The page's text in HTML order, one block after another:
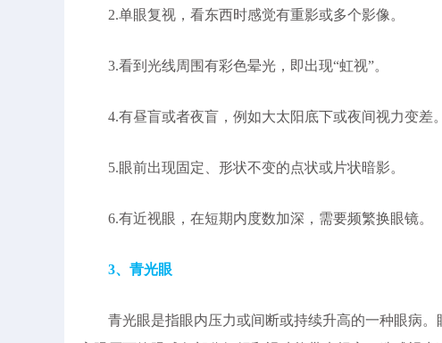
2.单眼复视，看东西时感觉有重影或多个影像。
3.看到光线周围有彩色晕光，即出现“虹视”。
4.有昼盲或者夜盲，例如大太阳底下或夜间视力变差。
5.眼前出现固定、形状不变的点状或片状暗影。
6.有近视眼，在短期内度数加深，需要频繁换眼镜。
3、青光眼
青光眼是指眼内压力或间断或持续升高的一种眼病。